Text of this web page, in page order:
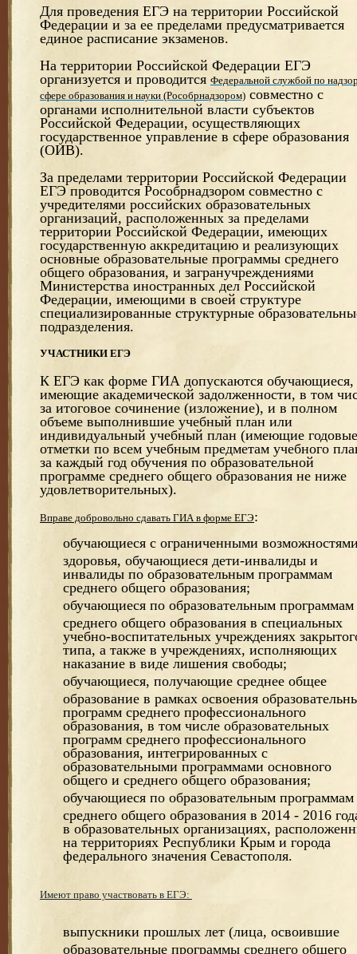
Для проведения ЕГЭ на территории Российской
Федерации и за ее пределами предусматривается
единое расписание экзаменов.
На территории Российской Федерации ЕГЭ
организуется и проводится Федеральной службой по
сфере образования и науки (Рособрнадзором) совместно с
органами исполнительной власти субъектов
Российской Федерации, осуществляющих
государственное управление в сфере образования
(ОИВ).
За пределами территории Российской Федерации
ЕГЭ проводится Рособрнадзором совместно с
учредителями российских образовательных
организаций, расположенных за пределами
территории Российской Федерации, имеющих
государственную аккредитацию и реализующих
основные образовательные программы среднего
общего образования, и загранучреждениями
Министерства иностранных дел Российской
Федерации, имеющими в своей структуре
специализированные структурные
подразделения.
УЧАСТНИКИ ЕГЭ
К ЕГЭ как форме ГИА допускаются обучающиеся,
имеющие академической задолженности, в том
за итоговое сочинение (изложение), и в полном
объеме выполнившие учебный план или
индивидуальный учебный план (имеющие годовые
отметки по всем учебным предметам учебного
за каждый год обучения по образовательной
программе среднего общего образования не ниже
удовлетворительных).
Вправе добровольно сдавать ГИА в форме ЕГЭ:
обучающиеся с ограниченными
здоровья, обучающиеся дети-инвалиды и
инвалиды по образовательным программам
среднего общего образования;
обучающиеся по образовательным программам
среднего общего образования в специальных
учебно-воспитательных учреждениях
типа, а также в учреждениях, исполняющих
наказание в виде лишения свободы;
обучающиеся, получающие среднее общее
образование в рамках освоения
программ среднего профессионального
образования, в том числе образовательных
программ среднего профессионального
образования, интегрированных с
образовательными программами основного
общего и среднего общего образования;
обучающиеся по образовательным программам
среднего общего образования в 2014 - 2016
в образовательных организациях,
на территориях Республики Крым и города
федерального значения Севастополя.
Имеют право участвовать в ЕГЭ:
выпускники прошлых лет (лица, освоившие
образовательные программы среднего общего